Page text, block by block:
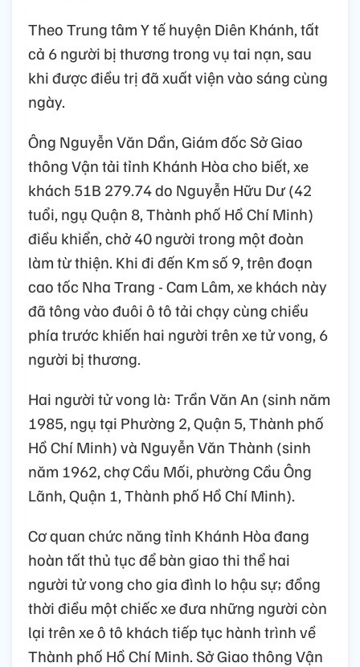
Theo Trung tâm Y tế huyện Diên Khánh, tất
cả 6 người bị thương trong vụ tai nạn, sau
khi được điều trị đã xuất viện vào sáng cùng
ngày.
Ông Nguyễn Văn Dần, Giám đốc Sở Giao
thông Vận tải tỉnh Khánh Hòa cho biết, xe
khách 51B 279.74 do Nguyễn Hữu Dư (42
tuổi, ngụ Quận 8, Thành phố Hồ Chí Minh)
điều khiển, chở 40 người trong một đoàn
làm từ thiện. Khi đi đến Km số 9, trên đoạn
cao tốc Nha Trang - Cam Lâm, xe khách này
đã tông vào đuôi ô tô tải chạy cùng chiều
phía trước khiến hai người trên xe tử vong, 6
người bị thương.
Hai người tử vong là: Trần Văn An (sinh năm
1985, ngụ tại Phường 2, Quận 5, Thành phố
Hồ Chí Minh) và Nguyễn Văn Thành (sinh
năm 1962, chợ Cầu Mối, phường Cầu Ông
Lãnh, Quận 1, Thành phố Hồ Chí Minh).
Cơ quan chức năng tỉnh Khánh Hòa đang
hoàn tất thủ tục để bàn giao thi thể hai
người tử vong cho gia đình lo hậu sự; đồng
thời điều một chiếc xe đưa những người còn
lại trên xe ô tô khách tiếp tục hành trình về
Thành phố Hồ Chí Minh. Sở Giao thông Vận